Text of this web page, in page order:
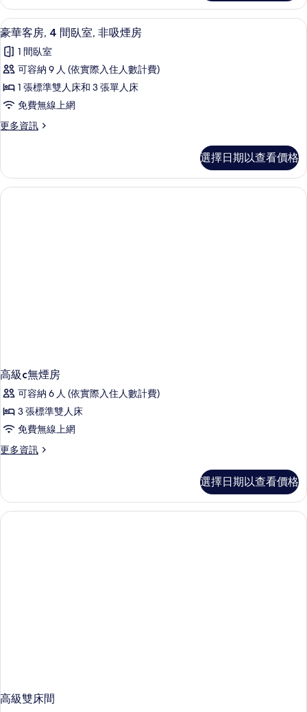
(C)
的
所
有
相
片
客
房,
非
煙
房
的
詳
顯
示
豪
華
客
4
臥
室,
19
豪華客房, 4 間臥室, 非吸煙房
1 間臥室
可容納 9 人 (依實際入住人數計費)
1 張標準雙人床和 3 張單人床
免費無線上網
更多資訊
更
客
房,
4
選擇日期以查看價格
高級c無煙房
可容納 6 人 (依實際入住人數計費)
3 張標準雙人床
免費無線上網
更多資訊
更
c
無
煙
選擇日期以查看價格
高級雙床間